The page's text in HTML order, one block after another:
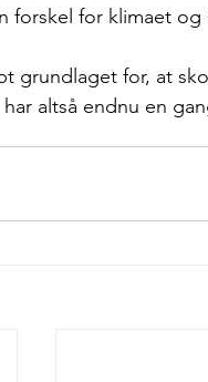
forskel for klimaet
grundlaget for, at
altså endnu en